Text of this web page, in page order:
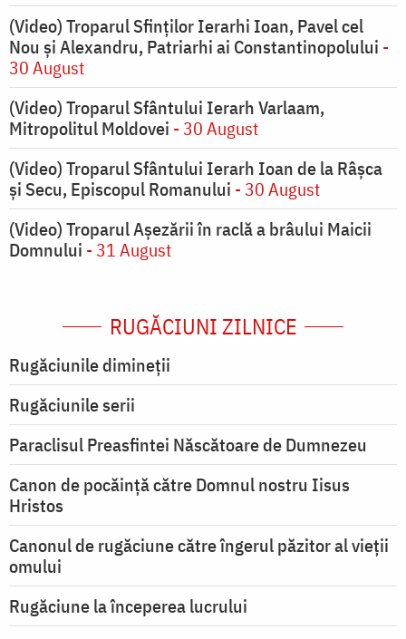
(Video) Troparul Sfinților Ierarhi Ioan, Pavel cel
Nou și Alexandru, Patriarhi ai Constantinopolului -
30 August
(Video) Troparul Sfântului Ierarh Varlaam,
Mitropolitul Moldovei - 30 August
(Video) Troparul Sfântului Ierarh Ioan de la Râșca
și Secu, Episcopul Romanului - 30 August
(Video) Troparul Așezării în raclă a brâului Maicii
Domnului - 31 August
RUGĂCIUNI ZILNICE
Rugăciunile dimineții
Rugăciunile serii
Paraclisul Preasfintei Născătoare de Dumnezeu
Canon de pocăință către Domnul nostru Iisus
Hristos
Canonul de rugăciune către îngerul păzitor al vieții
omului
Rugăciune la începerea lucrului